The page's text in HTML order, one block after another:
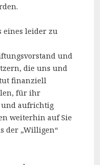
eines leider zu
und
die uns und
finanziell
für ihr
und aufrichtig
weiterhin auf Sie
der „Willigen“